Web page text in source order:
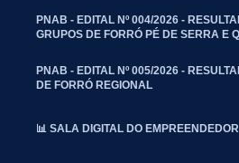
PNAB - EDITAL Nº 004/2026 -
GRUPOS DE FORRÓ PÉ DE SERRA E
PNAB - EDITAL Nº 005/2026 -
DE FORRÓ REGIONAL
📊 SALA DIGITAL DO EMPREENDEDOR